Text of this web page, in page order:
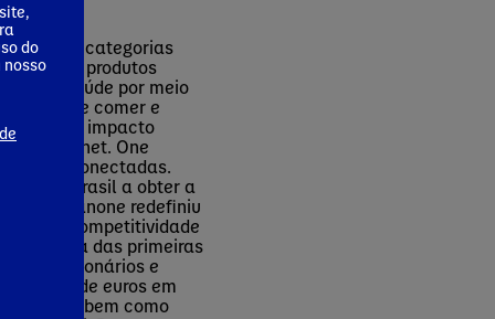
em categorias
produtos
levar saúde por meio
de comer e
a atingir impacto
One Planet. One
interconectadas.
no Brasil a obter a
a Danone redefiniu
competitividade
uma das primeiras
funcionários e
bilhões de euros em
líderes, bem como
do